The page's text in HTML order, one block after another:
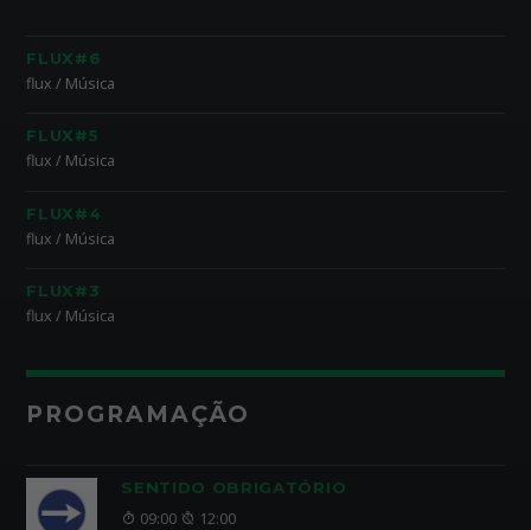
FLUX#6
flux / Música
FLUX#5
flux / Música
FLUX#4
flux / Música
FLUX#3
flux / Música
PROGRAMAÇÃO
SENTIDO OBRIGATÓRIO
09:00 12:00